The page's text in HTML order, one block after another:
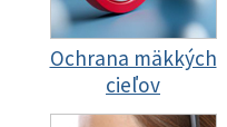
Ochrana mäkkých
cieľov